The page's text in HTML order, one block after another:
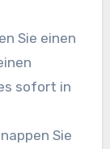
Sie einen
sofort in
Sie